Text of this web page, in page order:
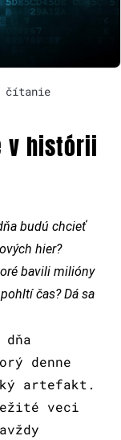
čítanie
v histórii
budú chcieť
hier?
bavili milióny
čas? Dá sa
dňa
denne
artefakt.
veci